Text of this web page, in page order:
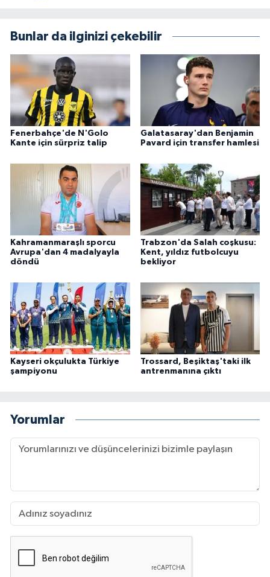
Bunlar da ilginizi çekebilir
Fenerbahçe'de N'Golo
Kante için sürpriz talip
Galatasaray'dan Benjamin
Pavard için transfer hamlesi
Kahramanmaraşlı sporcu
Avrupa'dan 4 madalyayla
döndü
Trabzon'da Salah coşkusu:
Kent, yıldız futbolcuyu
bekliyor
Kayseri okçulukta Türkiye
şampiyonu
Trossard, Beşiktaş'taki ilk
antrenmanına çıktı
Yorumlar